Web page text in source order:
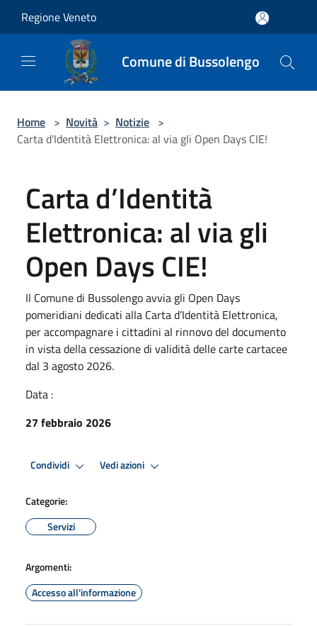
Regione Veneto
Comune di Bussolengo
Home > Novità > Notizie >
Carta d’Identità Elettronica: al via gli Open Days CIE!
Carta d’Identità
Elettronica: al via gli
Open Days CIE!
Il Comune di Bussolengo avvia gli Open Days
pomeridiani dedicati alla Carta d’Identità Elettronica,
per accompagnare i cittadini al rinnovo del documento
in vista della cessazione di validità delle carte cartacee
dal 3 agosto 2026.
Data :
27 febbraio 2026
Condividi Vedi azioni
Categorie:
Servizi
Argomenti:
Accesso all'informazione